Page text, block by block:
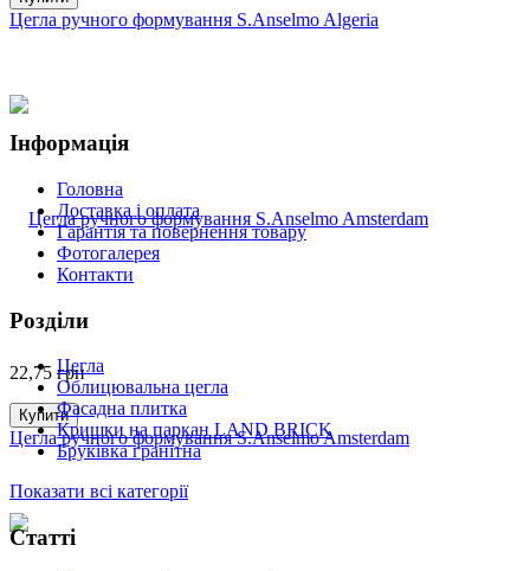
Цегла ручного формування S.Anselmo Algeria
22,75 грн
Купити
Цегла ручного формування S.Anselmo Amsterdam
Інформація
Головна
Доставка і оплата
Гарантія та повернення товару
Фотогалерея
Контакти
Розділи
Цегла
Облицювальна цегла
Фасадна плитка
Кришки на паркан LAND BRICK
Бруківка гранітна
Показати всі категорії
Статті